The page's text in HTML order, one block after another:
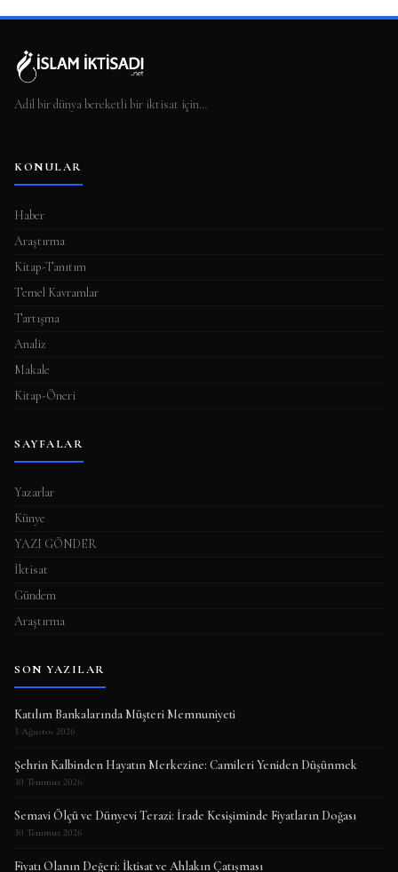
Adil bir dünya bereketli bir iktisat için…
KONULAR
Haber
Araştırma
Kitap-Tanıtım
Temel Kavramlar
Tartışma
Analiz
Makale
Kitap-Öneri
SAYFALAR
Yazarlar
Künye
YAZI GÖNDER
İktisat
Gündem
Araştırma
SON YAZILAR
Katılım Bankalarında Müşteri Memnuniyeti
3 Ağustos 2026
Şehrin Kalbinden Hayatın Merkezine: Camileri Yeniden Düşünmek
30 Temmuz 2026
Semavi Ölçü ve Dünyevi Terazi: İrade Kesişiminde Fiyatların Doğası
30 Temmuz 2026
Fiyatı Olanın Değeri: İktisat ve Ahlakın Çatışması